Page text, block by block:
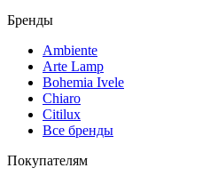
Бренды
Ambiente
Arte Lamp
Bohemia Ivele
Chiaro
Citilux
Все бренды
Покупателям